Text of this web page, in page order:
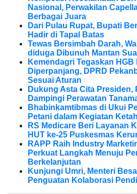
Nasional, Perwakilan
Berbagai Juara
Dari Pulau Rupat, Bupati
Hadir di Tapal Batas
Tewas Bersimbah Darah,
diduga Dibunuh Mantan
Kemendagri Tegaskan
Diperpanjang, DPRD
Sesuai Aturan
Dukung Asta Cita Presiden,
Dampingi Perawatan
Bhabinkamtibmas di Ukui
Petani dalam Kegiatan
RS Medicare Beri Layanan
HUT ke-25 Puskesmas
RAPP Raih Industry
Perkuat Langkah Menuju
Berkelanjutan
Kunjungi Umri, Menteri
Penguatan Kolaborasi